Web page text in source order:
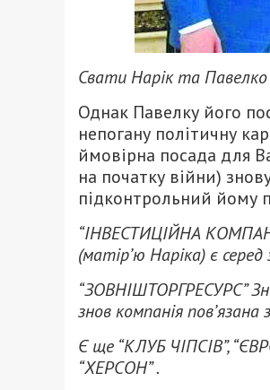
Свати Нарік та
Однак Павелку його
непогану політичну
ймовірна посада для
на початку війни)
підконтрольний йому
“ІНВЕСТИЦІЙНА
(матір’ю Наріка) є серед
“ЗОВНІШТОРГРЕСУРС”
знов компанія
Є ще “КЛУБ ЧІПСІВ”,
“ХЕРСОН” .